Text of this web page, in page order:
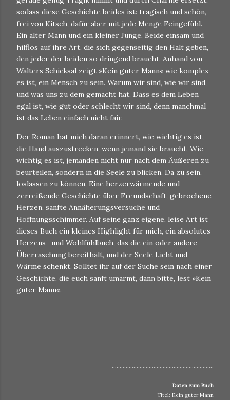
sodass diese Geschichte beides ist: tragisch und schön,
frei von Kitsch, dafür aber mit jede Menge Feingefühl.
Ein alter Mann und ein kleiner Junge. Beide einsam und
hilflos auf ihre Art, die sich gegenseitig den Halt geben,
den jeder der beiden so dringend braucht. Anhand von
Walters Schicksal zeigt »Kein guter Mann« wie komplex
es ist, ein Mensch zu sein. Warum wir sind, wie wir sind,
und was uns zu dem gemacht hat. Dass es dem Leben
egal ist, wie gut oder schlecht wir sind, denn manchmal
ist das Leben einfach nicht fair.
Der Roman hat mich daran erinnert, wie wichtig es ist,
die Hand auszustrecken, wenn jemand sie braucht. Wie
wichtig es ist, jemanden nicht nur nach dem Äußeren zu
beurteilen, sondern in die Seele zu blicken. Da zu sein,
loslassen zu können. Eine herzerwärmende und -
zerreißende Geschichte über Freundschaft, gebrochene
Herzen, sanfte Annäherungsversuche und
Hoffnungsschimmer. Auf seine ganz eigene, leise Art ist
dieses Buch ein kleines Highlight für mich, ein absolutes
Herzens- und Wohlfühlbuch, das die ein oder andere
Überraschung bereithält, und der Seele Licht und
Wärme schenkt. Solltet ihr auf der Suche sein nach einer
Geschichte, die euch sanft umarmt, dann bitte, lest »Kein
guter Mann«.
..................................................................
Daten zum Buch
Titel: Kein guter Mann